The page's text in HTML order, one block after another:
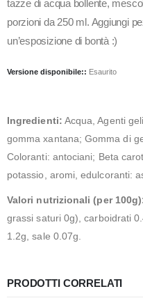
tazze di acqua bollente,
porzioni da 250 ml. Aggiungi
un’esposizione di bontà :)
Versione disponibile:: Esaurito
Ingredienti: Acqua, Agenti
gomma xantana; Gomma di
Coloranti: antociani; Beta
potassio, aromi, edulcoranti:
Valori nutrizionali (per
grassi saturi 0g), carboidrati
1.2g, sale 0.07g.
PRODOTTI CORRELATI